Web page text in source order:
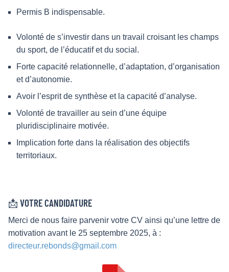
Permis B indispensable.
Volonté de s’investir dans un travail croisant les champs
du sport, de l’éducatif et du social.
Forte capacité relationnelle, d’adaptation, d’organisation
et d’autonomie.
Avoir l’esprit de synthèse et la capacité d’analyse.
Volonté de travailler au sein d’une équipe
pluridisciplinaire motivée.
Implication forte dans la réalisation des objectifs
territoriaux.
📩 VOTRE CANDIDATURE
Merci de nous faire parvenir votre CV ainsi qu’une lettre de
motivation avant le 25 septembre 2025, à :
directeur.rebonds@gmail.com